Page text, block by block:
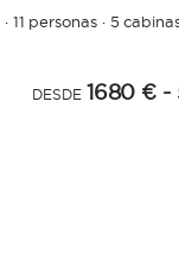
· 11 personas· 5
DESDE 1680 € -